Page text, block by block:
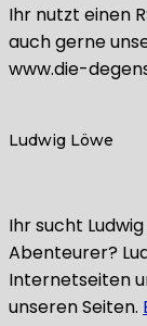
Ihr nutzt einen
auch gerne
www.die-
Ludwig Löwe
Ihr sucht
Abenteurer?
Internetseiten
unseren Seiten.